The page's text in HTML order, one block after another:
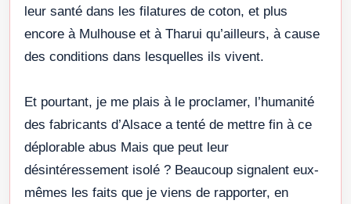
leur santé dans les filatures de coton, et plus
encore à Mulhouse et à Tharui qu’ailleurs, à cause
des conditions dans lesquelles ils vivent.
Et pourtant, je me plais à le proclamer, l’humanité
des fabricants d’Alsace a tenté de mettre fin à ce
déplorable abus Mais que peut leur
désintéressement isolé ? Beaucoup signalent eux-
mêmes les faits que je viens de rapporter, en